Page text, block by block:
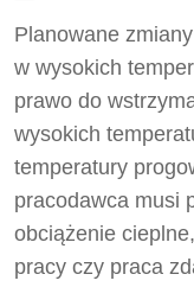
Planowane
w wysokich
prawo do
wysokich
temperatury
pracodawca musi
obciążenie
pracy czy praca